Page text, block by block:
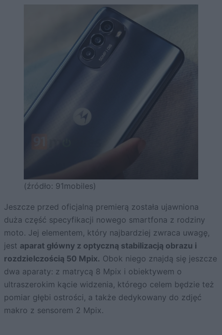
(źródło: 91mobiles)
Jeszcze przed oficjalną premierą została ujawniona
duża część specyfikacji nowego smartfona z rodziny
moto. Jej elementem, który najbardziej zwraca uwagę,
jest aparat główny z optyczną stabilizacją obrazu i
rozdzielczością 50 Mpix. Obok niego znajdą się jeszcze
dwa aparaty: z matrycą 8 Mpix i obiektywem o
ultraszerokim kącie widzenia, którego celem będzie też
pomiar głębi ostrości, a także dedykowany do zdjęć
makro z sensorem 2 Mpix.